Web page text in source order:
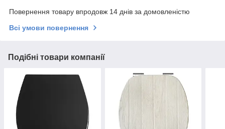
Повернення товару впродовж 14 днів за домовленістю
Всі умови повернення
Подібні товари компанії